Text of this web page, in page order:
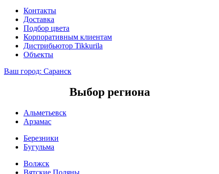
Контакты
Доставка
Подбор цвета
Корпоративным клиентам
Дистрибьютор Tikkurila
Объекты
Ваш город: Саранск
Выбор региона
Альметьевск
Арзамас
Березники
Бугульма
Волжск
Вятские Поляны